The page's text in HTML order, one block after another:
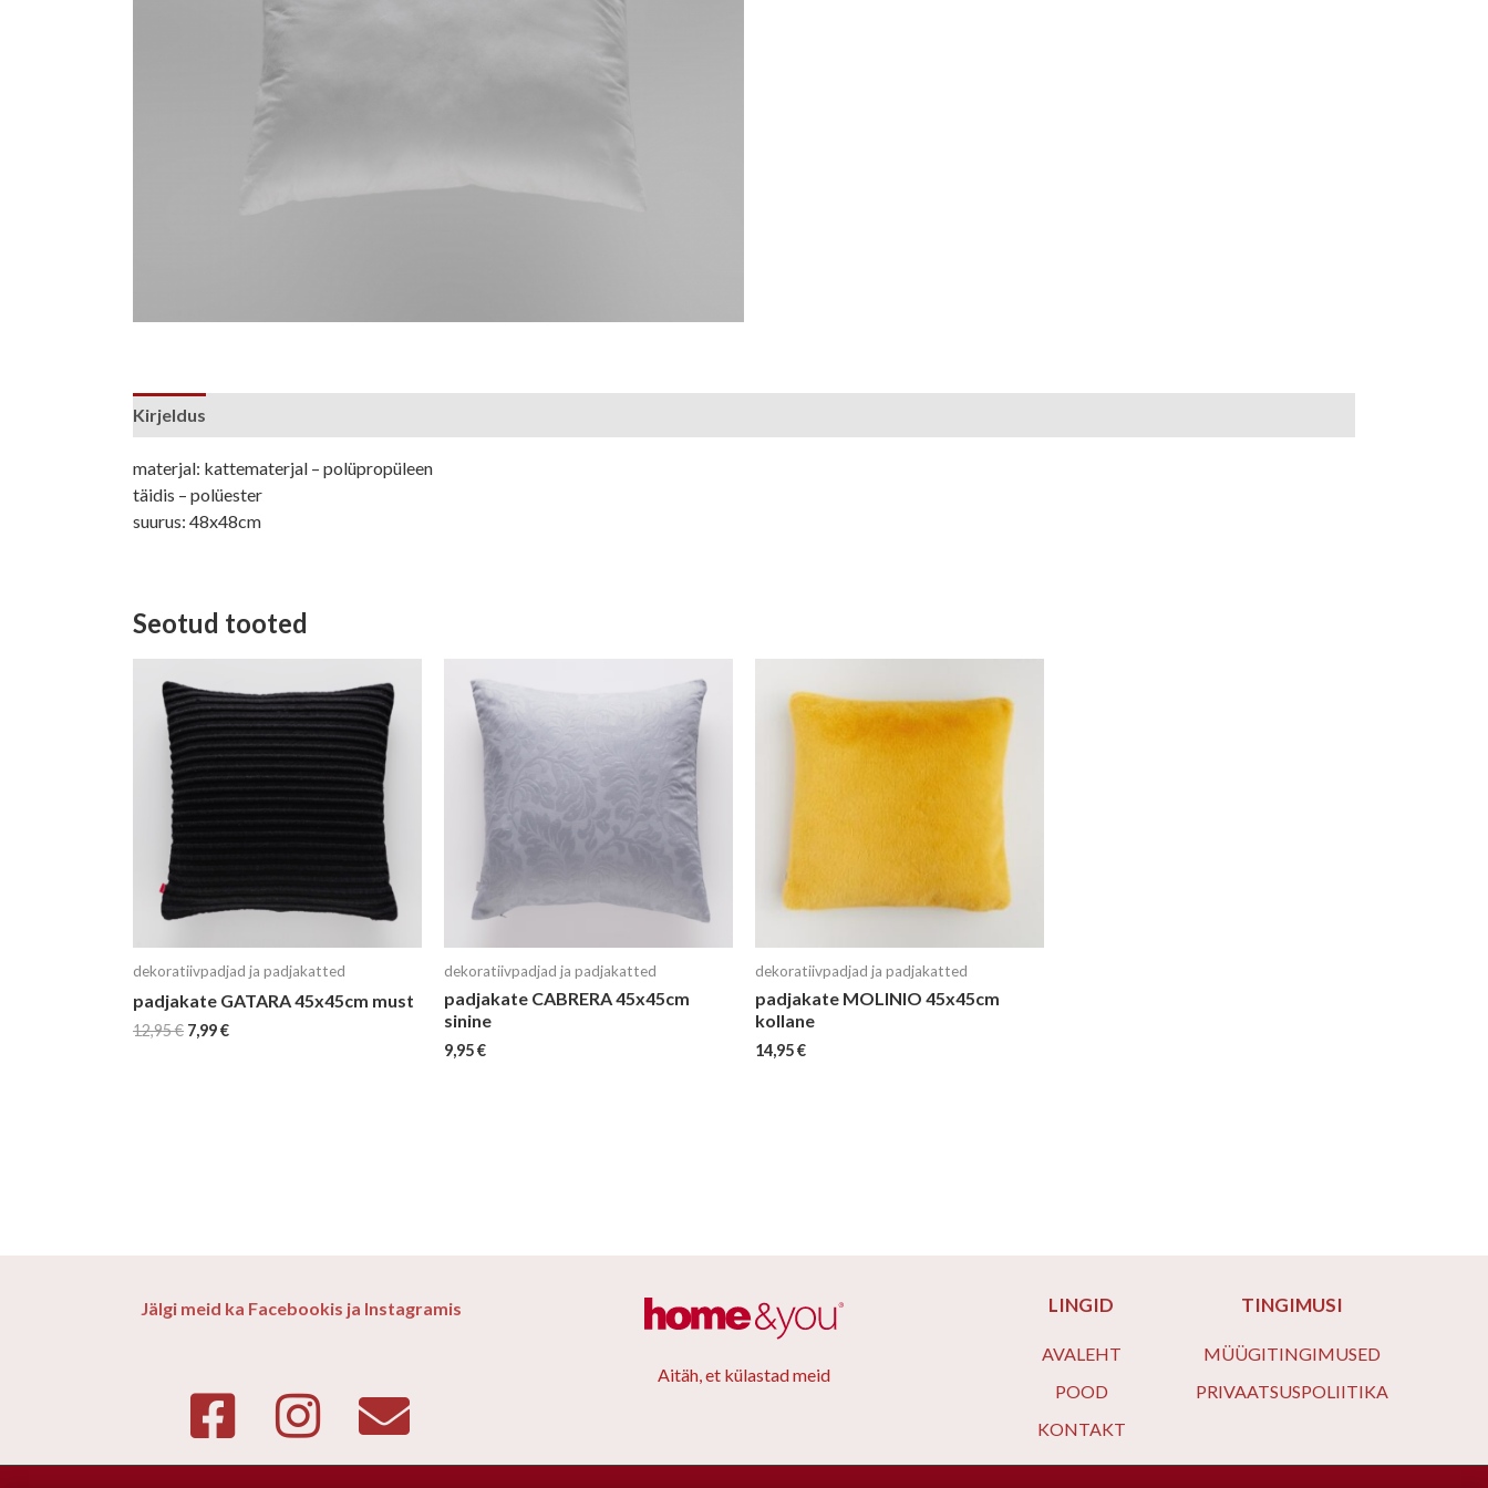
Kirjeldus
materjal: kattematerjal – polüpropüleen
täidis – polüester
suurus: 48x48cm
Seotud tooted
dekoratiivpadjad ja padjakatted
padjakate GATARA 45x45cm must
12,95€
hind
oli:
12,95 €.
7,99€
is:
7,99 €.
dekoratiivpadjad ja padjakatted
padjakate CABRERA 45x45cm
sinine
9,95€
dekoratiivpadjad ja padjakatted
padjakate MOLINIO 45x45cm
kollane
14,95€
Jälgi meid ka Facebookis ja Instagramis
Aitäh, et külastad meid
LINGID
AVALEHT
POOD
KONTAKT
TINGIMUSI
MÜÜGITINGIMUSED
PRIVAATSUSPOLIITIKA